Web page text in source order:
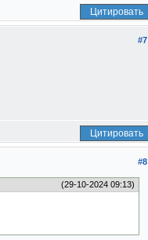
Цитировать
#7
Цитировать
#8
(29-10-2024 09:13)